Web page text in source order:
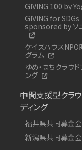
GIVING 100 by
GIVING for SDGs
sponsored by ソ
ケイズハウスNPO
グラム
ゆめ・まちクラウド
ング
中間支援型クラ
ディング
福井県共同募金会
新潟県共同募金会